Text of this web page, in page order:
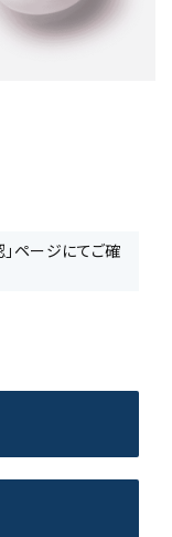
ページにてご確